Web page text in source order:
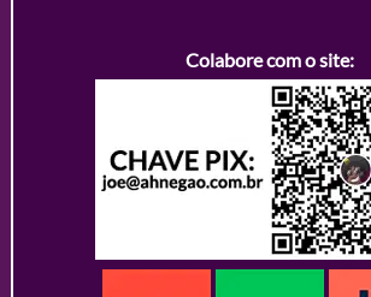
Colabore com o site: